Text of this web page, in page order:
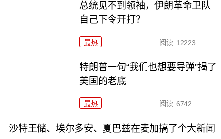
总统见不到领袖，伊朗革命卫队
自己下令开打？
最热 阅读 12223
特朗普一句“我们也想要导弹”揭了
美国的老底
最热 阅读 6742
沙特王储、埃尔多安、夏巴兹在麦加搞了个大新闻